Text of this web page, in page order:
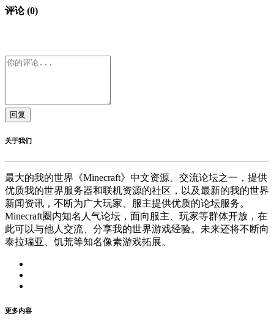
评论 (0)
回复
关于我们
最大的我的世界《Minecraft》中文资源、交流论坛之一，提供
优质我的世界服务器和联机资源的社区，以及最新的我的世界
新闻资讯，不断为广大玩家、服主提供优质的论坛服务。
Minecraft圈内知名人气论坛，面向服主、玩家等群体开放，在
此可以与他人交流、分享我的世界游戏经验。未来还将不断向
泰拉瑞亚、饥荒等知名像素游戏拓展。
更多内容